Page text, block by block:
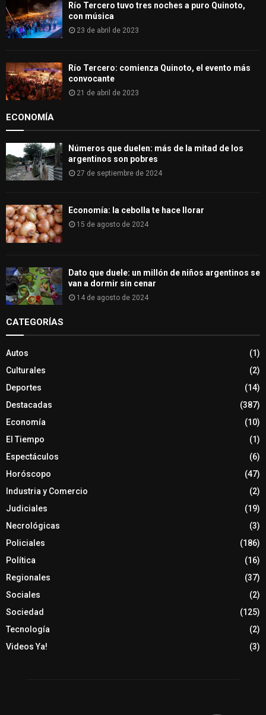
Río Tercero tuvo tres noches a puro Quinoto,
con música
23 de abril de 2023
Río Tercero: comienza Quinoto, el evento más
convocante
21 de abril de 2023
ECONOMÍA
Números que duelen: más de la mitad de los
argentinos son pobres
27 de septiembre de 2024
Economía: la cebolla te hace llorar
15 de agosto de 2024
Dato que duele: un millón de niños argentinos se
van a dormir sin cenar
14 de agosto de 2024
CATEGORÍAS
Autos
(1)
Culturales
(2)
Deportes
(14)
Destacadas
(387)
Economía
(10)
El Tiempo
(1)
Espectáculos
(6)
Horóscopo
(47)
Industria y Comercio
(2)
Judiciales
(19)
Necrológicas
(3)
Policiales
(186)
Política
(16)
Regionales
(37)
Sociales
(2)
Sociedad
(125)
Tecnología
(2)
Videos Ya!
(3)